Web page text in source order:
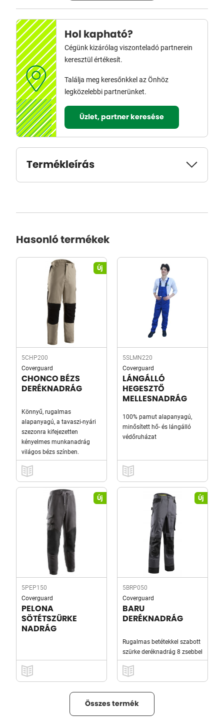
Hol kapható?
Cégünk kizárólag viszonteladó partnerein
keresztül értékesít.
Találja meg keresőnkkel az Önhöz
legközelebbi partnerünket.
Üzlet, partner keresése
Termékleírás
Hasonló termékek
Új
5CHP200
Coverguard
CHONCO BÉZS
DERÉKNADRÁG
Könnyű, rugalmas
alapanyagú, a tavaszi-nyári
szezonra kifejezetten
kényelmes munkanadrág
világos bézs színben.
5SLMN220
Coverguard
LÁNGÁLLÓ
HEGESZTŐ
MELLESNADRÁG
100% pamut alapanyagú,
minősített hő- és lángálló
védőruházat
Új
5PEP150
Coverguard
PELONA
SÖTÉTSZÜRKE
NADRÁG
Új
5BRP050
Coverguard
BARU
DERÉKNADRÁG
Rugalmas betétekkel szabott
szürke deréknadrág 8 zsebbel
Összes termék